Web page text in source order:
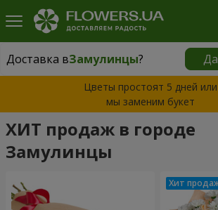
Доставка вЗамулинцы? Да
Доставка вЗамулинцы|
Цветы простоят 5 дней или
мы заменим букет
ХИТ продаж в городе
Замулинцы